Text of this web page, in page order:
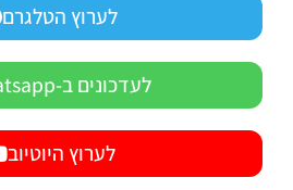
לערוץ הטלגרם
לעדכונים ב-Whatsapp
לערוץ היוטיוב